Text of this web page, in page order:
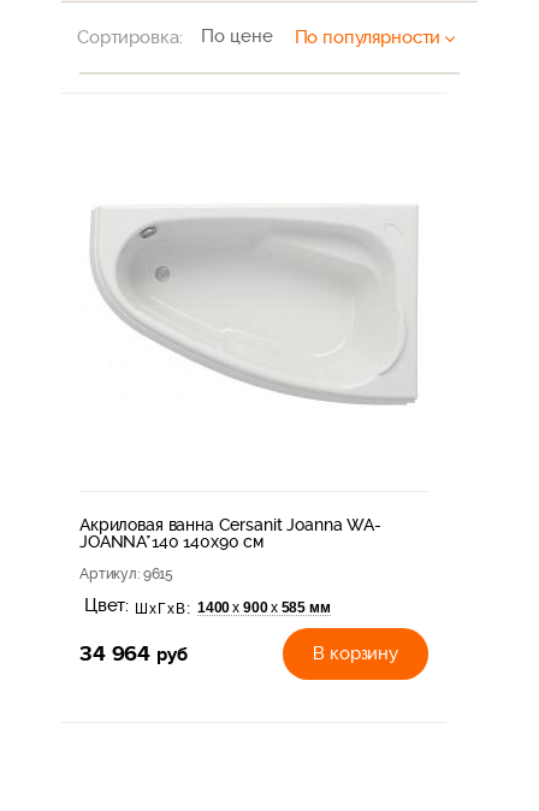
Сортировка: По цене По популярности
Акриловая ванна Cersanit Joanna WA-
JOANNA*140 140x90 см
Артикул: 9615
Цвет: ШхГхВ: 1400х 900х 585 мм
34 964 руб В корзину